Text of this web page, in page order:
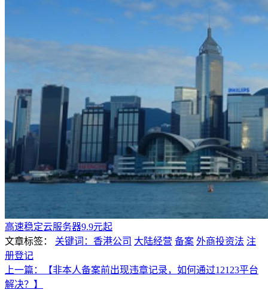
高速稳定云服务器9.9元起
文章标签：
关键词：香港公司 大陆经营 备案 外商投资法 注
册登记
上一篇：【非本人备案前出现违章记录，如何通过12123平台
解决？】